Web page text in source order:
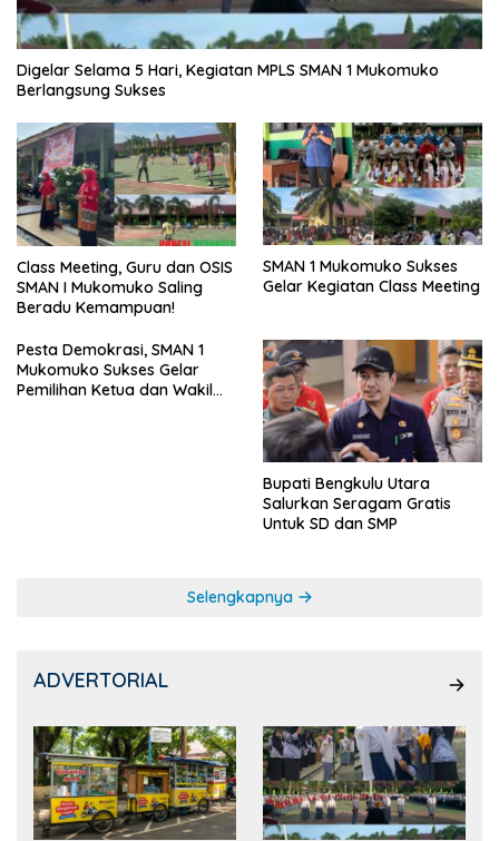
Digelar Selama 5 Hari, Kegiatan MPLS SMAN 1 Mukomuko
Berlangsung Sukses
Class Meeting, Guru dan OSIS
SMAN I Mukomuko Saling
Beradu Kemampuan!
SMAN 1 Mukomuko Sukses
Gelar Kegiatan Class Meeting
Pesta Demokrasi, SMAN 1
Mukomuko Sukses Gelar
Pemilihan Ketua dan Wakil
Bupati Bengkulu Utara
Salurkan Seragam Gratis
Untuk SD dan SMP
Selengkapnya
ADVERTORIAL